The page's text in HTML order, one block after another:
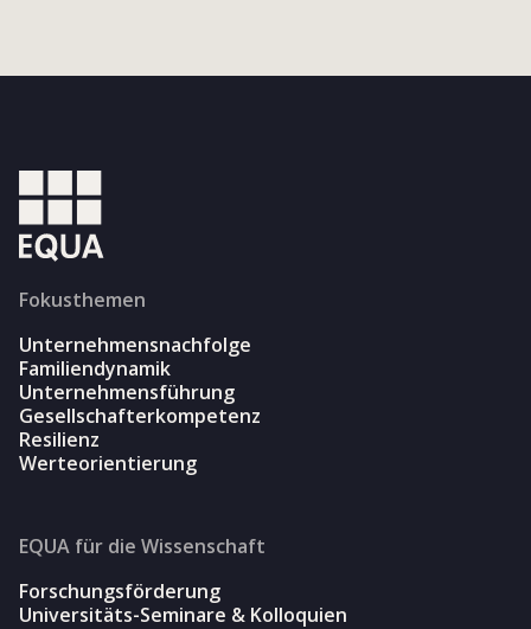
Fokusthemen
Unternehmensnachfolge
Familiendynamik
Unternehmensführung
Gesellschafterkompetenz
Resilienz
Werteorientierung
EQUA für die Wissenschaft
Forschungsförderung
Universitäts-Seminare & Kolloquien